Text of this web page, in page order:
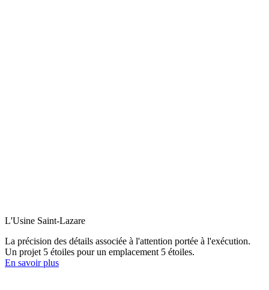
L'Usine Saint-Lazare
La précision des détails associée à l'attention portée à l'exécution.
Un projet 5 étoiles pour un emplacement 5 étoiles.
En savoir plus